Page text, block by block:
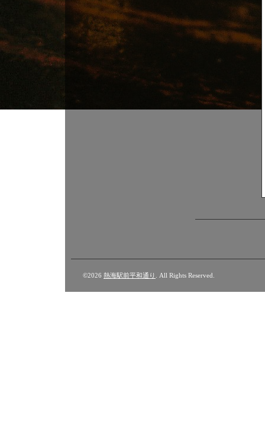
©2026 熱海駅前平和通り . All Rights Reserved.